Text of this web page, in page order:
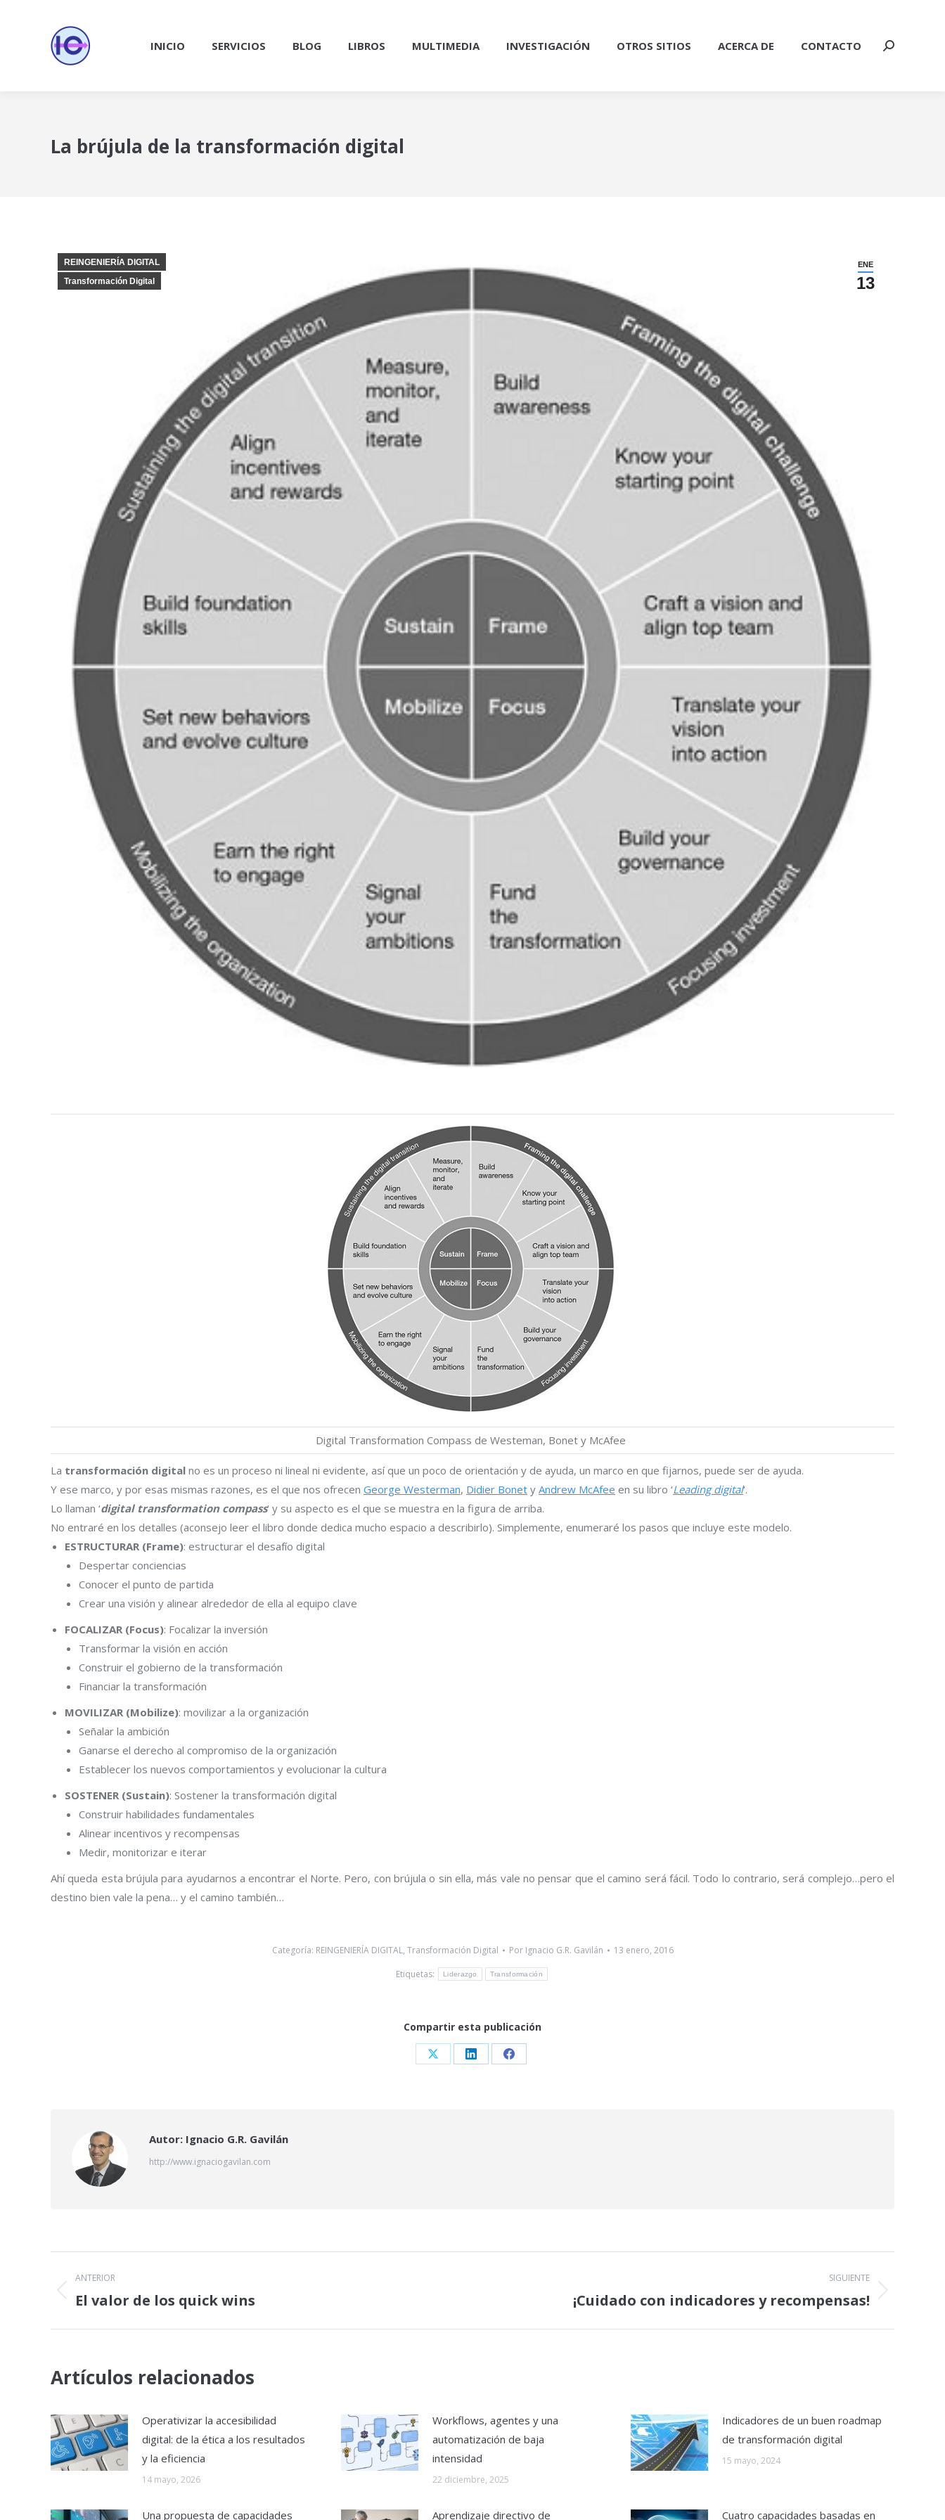
INICIO SERVICIOS BLOG LIBROS MULTIMEDIA INVESTIGACIÓN OTROS SITIOS ACERCA DE CONTACTO Buscar:
La brújula de la transformación digital
ENE
13
REINGENIERÍA DIGITAL
Transformación Digital
Digital Transformation Compass de Westeman, Bonet y McAfee
La transformación digital no es un proceso ni lineal ni evidente, así que un poco de orientación y de ayuda, un marco en que fijarnos, puede ser de ayuda.
Y ese marco, y por esas mismas razones, es el que nos ofrecen George Westerman, Didier Bonet y Andrew McAfee en su libro ‘Leading digital‘.
Lo llaman ‘digital transformation compass‘ y su aspecto es el que se muestra en la figura de arriba.
No entraré en los detalles (aconsejo leer el libro donde dedica mucho espacio a describirlo). Simplemente, enumeraré los pasos que incluye este modelo.
ESTRUCTURAR (Frame): estructurar el desafío digital
Despertar conciencias
Conocer el punto de partida
Crear una visión y alinear alrededor de ella al equipo clave
FOCALIZAR (Focus): Focalizar la inversión
Transformar la visión en acción
Construir el gobierno de la transformación
Financiar la transformación
MOVILIZAR (Mobilize): movilizar a la organización
Señalar la ambición
Ganarse el derecho al compromiso de la organización
Establecer los nuevos comportamientos y evolucionar la cultura
SOSTENER (Sustain): Sostener la transformación digital
Construir habilidades fundamentales
Alinear incentivos y recompensas
Medir, monitorizar e iterar
Ahí queda esta brújula para ayudarnos a encontrar el Norte. Pero, con brújula o sin ella, más vale no pensar que el camino será fácil. Todo lo contrario, será complejo…pero el
destino bien vale la pena… y el camino también…
Categoría: REINGENIERÍA DIGITAL, Transformación Digital Por Ignacio G.R. Gavilán
13 enero, 2016
Etiquetas:
Liderazgo Transformación
Compartir esta publicación
Share Share Share
Autor: Ignacio G.R. Gavilán
http://www.ignaciogavilan.com
Navegación
entre
publicaciones
ANTERIOR
Publicación
El valor de los quick wins
SIGUIENTE
¡Cuidado con indicadores y recompensas!
Artículos relacionados
Operativizar la accesibilidad
digital: de la ética a los resultados
y la eficiencia
14 mayo, 2026
Workflows, agentes y una
automatización de baja
intensidad
22 diciembre, 2025
Indicadores de un buen roadmap
de transformación digital
15 mayo, 2024
Una propuesta de capacidades Aprendizaje directivo de Cuatro capacidades basadas en